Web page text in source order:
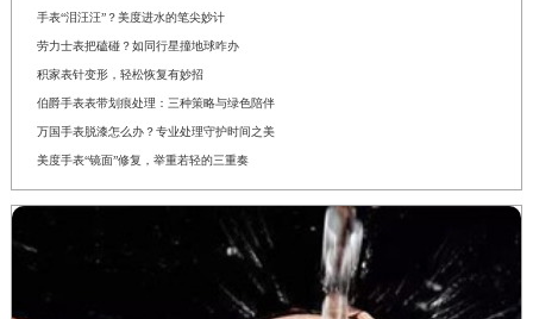
手表“泪汪汪”？美度进水的笔尖妙计
劳力士表把磕碰？如同行星撞地球咋办
积家表针变形，轻松恢复有妙招
伯爵手表表带划痕处理：三种策略与绿色陪伴
万国手表脱漆怎么办？专业处理守护时间之美
美度手表“镜面”修复，举重若轻的三重奏